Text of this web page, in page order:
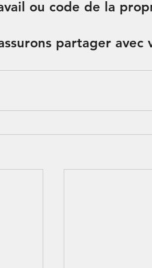
ou code de la
partager